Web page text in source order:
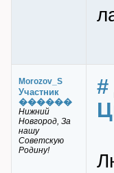
Morozov_S
Участник
������
Нижний
Новгород, За
нашу
Советскую
Родину!
#